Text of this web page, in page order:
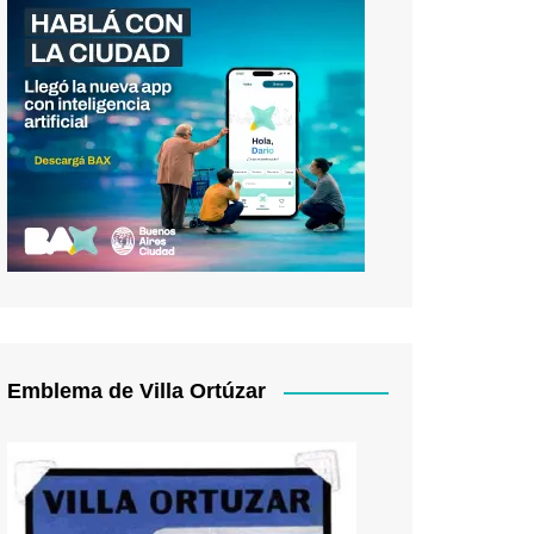
Emblema de Villa Ortúzar